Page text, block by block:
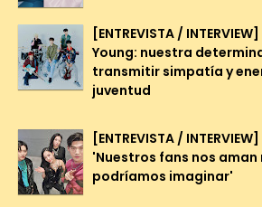
[ENTREVISTA /
Young: nuestra
transmitir simpatía y
juventud
[ENTREVISTA /
'Nuestros fans nos aman
podríamos imaginar'